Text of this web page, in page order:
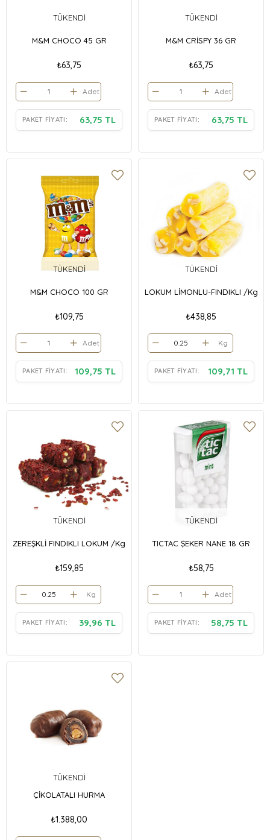
TÜKENDI
M&M CHOCO 45 GR
₺63,75
Adet
PAKET FIYATI: 63,75 TL
TÜKENDI
M&M CRİSPY 36 GR
₺63,75
Adet
PAKET FIYATI: 63,75 TL
TÜKENDI
M&M CHOCO 100 GR
₺109,75
Adet
PAKET FIYATI: 109,75 TL
TÜKENDI
LOKUM LİMONLU-FINDIKLI /Kg
₺438,85
Kg
PAKET FIYATI: 109,71 TL
TÜKENDI
ZEREŞKLİ FINDIKLI LOKUM /Kg
₺159,85
Kg
PAKET FIYATI: 39,96 TL
TÜKENDI
TICTAC ŞEKER NANE 18 GR
₺58,75
Adet
PAKET FIYATI: 58,75 TL
TÜKENDI
ÇİKOLATALI HURMA
₺1.388,00